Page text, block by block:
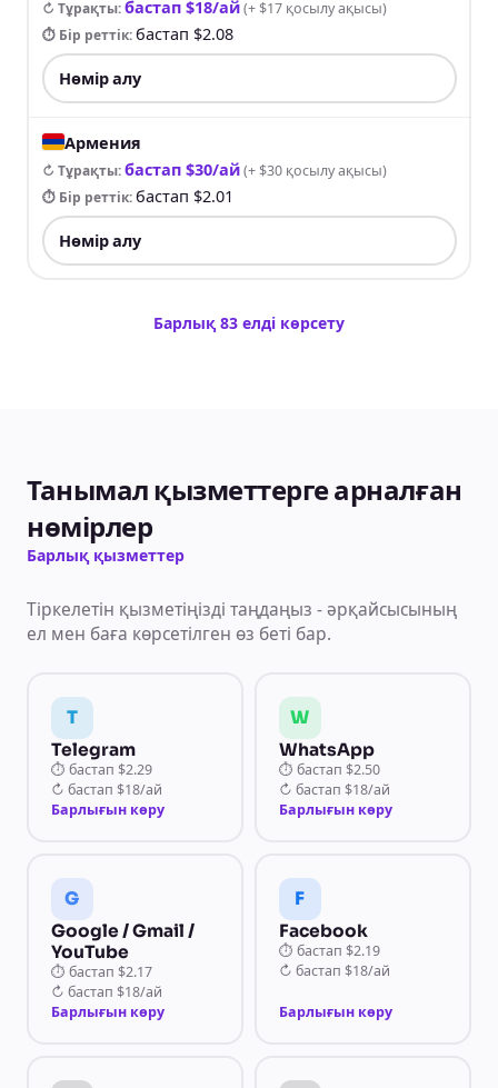
↻ Тұрақты:бастап $18/ай(+ $17 қосылу ақысы)
⏱ Бір реттік:бастап $2.08
Нөмір алу
Армения
↻ Тұрақты:бастап $30/ай(+ $30 қосылу ақысы)
⏱ Бір реттік:бастап $2.01
Нөмір алу
Барлық 83 елді көрсету
Танымал қызметтерге арналған
нөмірлер
Барлық қызметтер
Тіркелетін қызметіңізді таңдаңыз - әрқайсысының
ел мен баға көрсетілген өз беті бар.
T
Telegram
⏱ бастап $2.29
↻ бастап $18/ай
Барлығын көру
W
WhatsApp
⏱ бастап $2.50
↻ бастап $18/ай
Барлығын көру
G
Google / Gmail /
YouTube
⏱ бастап $2.17
↻ бастап $18/ай
Барлығын көру
F
Facebook
⏱ бастап $2.19
↻ бастап $18/ай
Барлығын көру